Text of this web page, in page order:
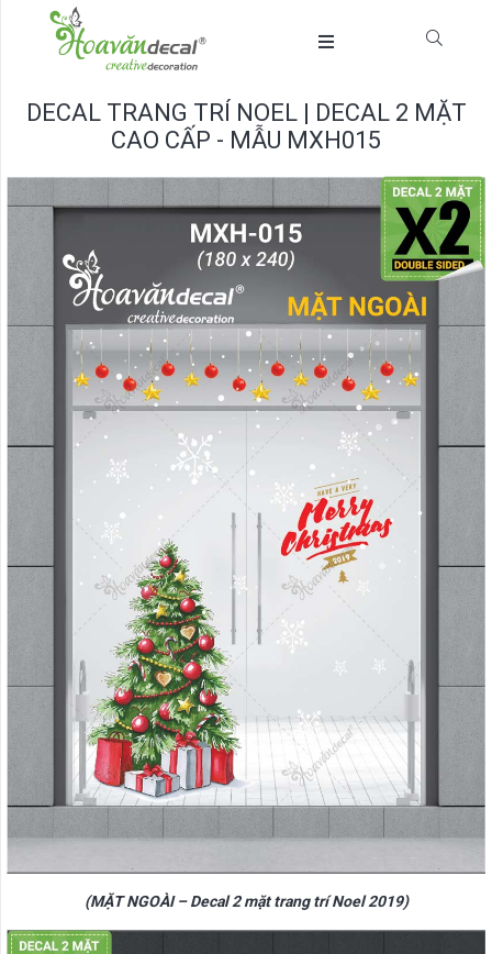
DECAL TRANG TRÍ NOEL | DECAL 2 MẶT
CAO CẤP - MẪU MXH015
(MẶT NGOÀI – Decal 2 mặt trang trí Noel 2019)